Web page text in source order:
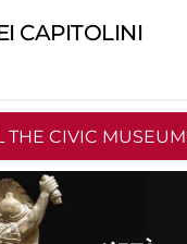
CAPITOLINI
THE CIVIC